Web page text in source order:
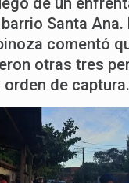
Santa
comentó
otras tres
de captura.